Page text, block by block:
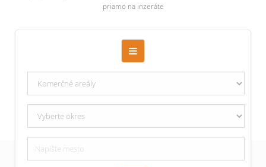
priamo na inzeráte